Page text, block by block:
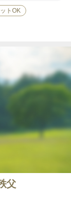
トOK
父